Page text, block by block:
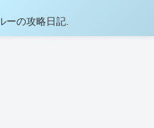
ーの攻略日記.